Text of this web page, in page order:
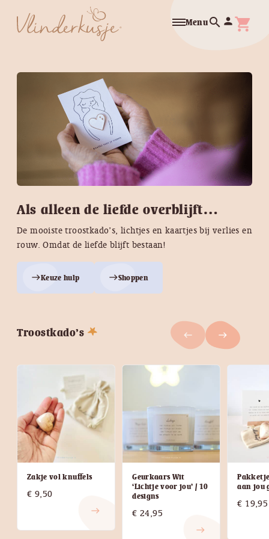
Menusearch person shopping_cart
Als alleen de liefde overblijft…
De mooiste troostkado’s, lichtjes en kaartjes bij verlies en
rouw. Omdat de liefde blijft bestaan!
eastKeuze hulp eastShoppen
Troostkado’s west east
Zakje vol knuffels
€ 9,50
east
Geurkaars Wit
‘Lichtje voor jou’ / 10
designs
€ 24,95
east
aan jou
€ 19,95